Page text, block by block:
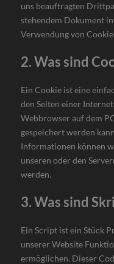
uns beauftragten
stehendem Dokument
Verwendung von
2. Was sind
Ein Cookie ist eine
den Seiten einer
Webbrowser auf dem
gespeichert werden
Informationen können
unseren oder den
werden.
3. Was sind
Ein Script ist ein Stück
unserer Website
ermöglichen. Dieser